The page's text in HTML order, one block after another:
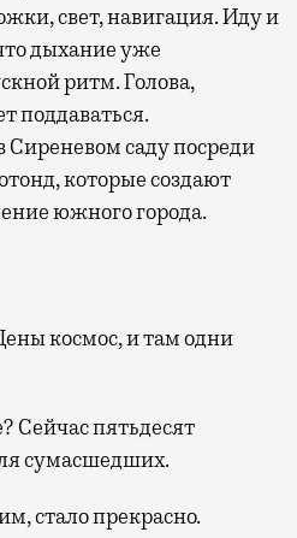
свет, навигация. Иду и
дыхание уже
ритм. Голова,
поддаваться.
Сиреневом саду посреди
которые создают
южного города.
космос, и там одни
Сейчас пятьдесят
сумасшедших.
стало прекрасно.